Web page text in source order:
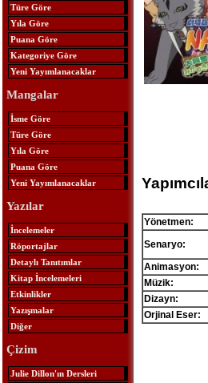
Türe Göre
Yıla Göre
Puana Göre
Kategoriye Göre
Yeni Yayımlanacaklar
Mangalar
İsme Göre
Türe Göre
Yıla Göre
Puana Göre
Yeni Yayımlanacaklar
Yazılar
İncelemeler
Röportajlar
Detaylı Tanıtımlar
Kitap İncelemeleri
Etkinlikler
Yazışmalar
Diğer
Çizim
Julie Dillon'ın Dersleri
Yönetmen:
Senaryo:
Animasyon:
Müzik:
Dizayn:
Orjinal Eser: